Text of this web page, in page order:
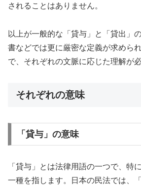
されることはありません。
以上が一般的な「貸与」と「貸出」
書などでは更に厳密な定義が求めら
で、それぞれの文脈に応じた理解が必
それぞれの意味
「貸与」の意味
「貸与」とは法律用語の一つで、特
一種を指します。日本の民法では、